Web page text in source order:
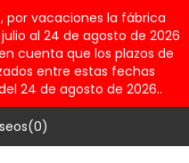
por vacaciones la fábrica
al 24 de agosto de 2026
cuenta que los plazos de
entre estas fechas
24 de agosto de 2026..